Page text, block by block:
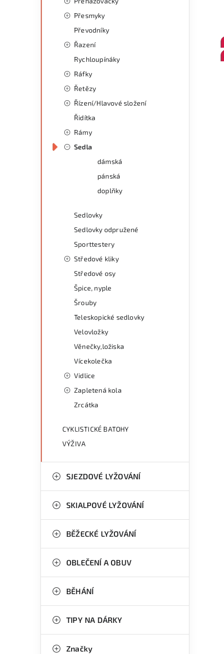
Přesmyky
Převodníky
Řazení
Rychloupínáky
Ráfky
Řetězy
Řízení/Hlavové složení
Řidítka
Rámy
Sedla
dámská
pánská
doplňky
Sedlovky
Sedlovky odpružené
Sporttestery
Středové kliky
Středové osy
Špice, nyple
Šrouby
Teleskopické sedlovky
Velovložky
Věnečky,ložiska
Vícekolečka
Vidlice
Zapletená kola
Zrcátka
CYKLISTICKÉ BATOHY
VÝŽIVA
SJEZDOVÉ LYŽOVÁNÍ
SKIALPOVÉ LYŽOVÁNÍ
BĚŽECKÉ LYŽOVÁNÍ
OBLEČENÍ A OBUV
BĚHÁNÍ
TIPY NA DÁRKY
Značky